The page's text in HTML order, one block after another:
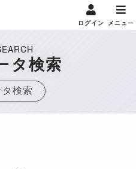
ログイン メニュー
タ検索
検索